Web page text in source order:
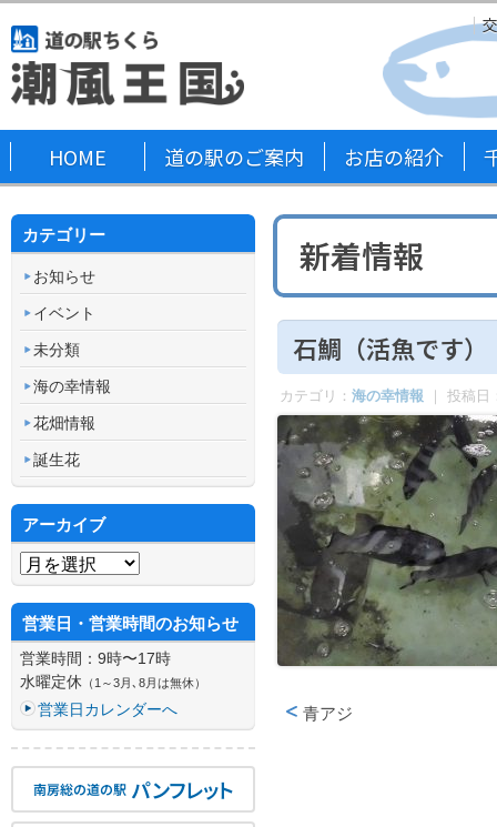
HOME 道の駅のご案内 お店の紹介
新着情報
石鯛（活魚です）
カテゴリ： 海の幸情報 ｜ 投稿日
青アジ
カテゴリー
お知らせ
イベント
未分類
海の幸情報
花畑情報
誕生花
アーカイブ
アーカイブ
営業日・営業時間のお知らせ
営業時間：9時〜17時
水曜定休 （1～3月､8月は無休）
営業日カレンダーへ
南房総の道の駅 パンフレット